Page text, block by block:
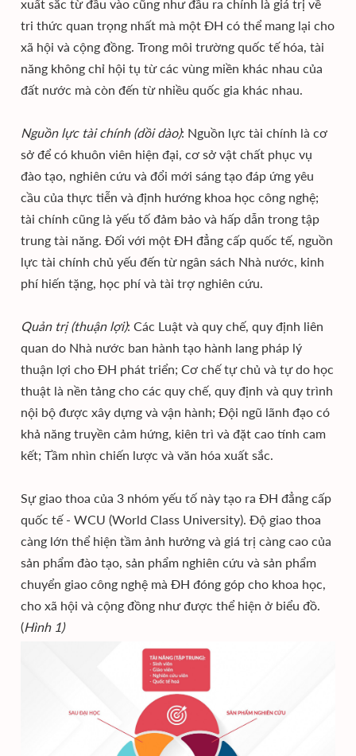
xuất sắc từ đầu vào cũng như đầu ra chính là giá trị về
tri thức quan trọng nhất mà một ĐH có thể mang lại cho
xã hội và cộng đồng. Trong môi trường quốc tế hóa, tài
năng không chỉ hội tụ từ các vùng miền khác nhau của
đất nước mà còn đến từ nhiều quốc gia khác nhau.
Nguồn lực tài chính (dồi dào): Nguồn lực tài chính là cơ
sở để có khuôn viên hiện đại, cơ sở vật chất phục vụ
đào tạo, nghiên cứu và đổi mới sáng tạo đáp ứng yêu
cầu của thực tiễn và định hướng khoa học công nghệ;
tài chính cũng là yếu tố đảm bảo và hấp dẫn trong tập
trung tài năng. Đối với một ĐH đẳng cấp quốc tế, nguồn
lực tài chính chủ yếu đến từ ngân sách Nhà nước, kinh
phí hiến tặng, học phí và tài trợ nghiên cứu.
Quản trị (thuận lợi): Các Luật và quy chế, quy định liên
quan do Nhà nước ban hành tạo hành lang pháp lý
thuận lợi cho ĐH phát triển; Cơ chế tự chủ và tự do học
thuật là nền tảng cho các quy chế, quy định và quy trình
nội bộ được xây dựng và vận hành; Đội ngũ lãnh đạo có
khả năng truyền cảm hứng, kiên trì và đặt cao tính cam
kết; Tầm nhìn chiến lược và văn hóa xuất sắc.
Sự giao thoa của 3 nhóm yếu tố này tạo ra ĐH đẳng cấp
quốc tế - WCU (World Class University). Độ giao thoa
càng lớn thể hiện tầm ảnh hưởng và giá trị càng cao của
sản phẩm đào tạo, sản phẩm nghiên cứu và sản phẩm
chuyển giao công nghệ mà ĐH đóng góp cho khoa học,
cho xã hội và cộng đồng như được thể hiện ở biểu đồ.
(Hình 1)